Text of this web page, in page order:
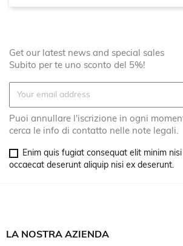
Get our latest news and special sales
Subito per te uno sconto del 5%!
Puoi annullare l'iscrizione in ogni
cerca le info di contatto nelle note legali.
Enim quis fugiat consequat elit minim
occaecat deserunt aliquip nisi ex deserunt.
LA NOSTRA AZIENDA